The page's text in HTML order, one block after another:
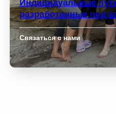
Индивидуальные
разработанные под
Связаться с нами